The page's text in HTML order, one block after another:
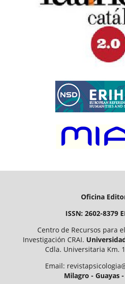
Oficina
ISSN: 2602-8379
Centro de Recursos para
Investigación CRAI.
Cdla. Universitaria Km.
Email:
Milagro - Guayas